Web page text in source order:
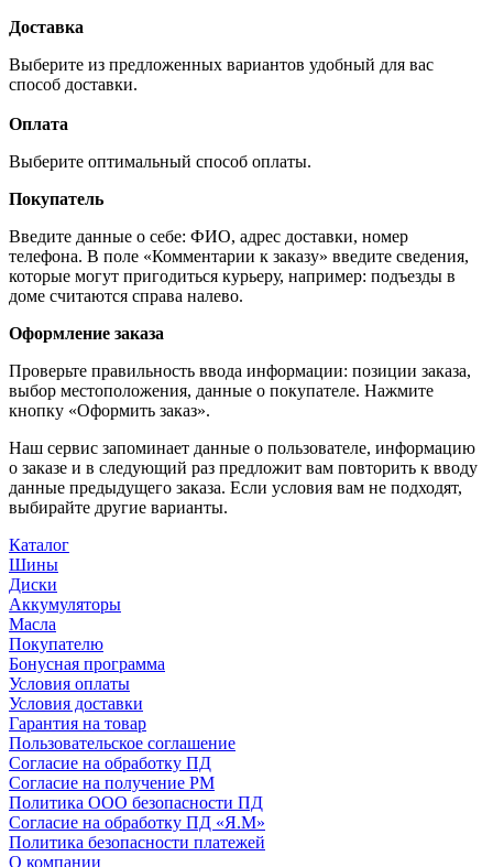
Доставка
Выберите из предложенных вариантов удобный для вас
способ доставки.
Оплата
Выберите оптимальный способ оплаты.
Покупатель
Введите данные о себе: ФИО, адрес доставки, номер
телефона. В поле «Комментарии к заказу» введите сведения,
которые могут пригодиться курьеру, например: подъезды в
доме считаются справа налево.
Оформление заказа
Проверьте правильность ввода информации: позиции заказа,
выбор местоположения, данные о покупателе. Нажмите
кнопку «Оформить заказ».
Наш сервис запоминает данные о пользователе, информацию
о заказе и в следующий раз предложит вам повторить к вводу
данные предыдущего заказа. Если условия вам не подходят,
выбирайте другие варианты.
Каталог
Шины
Диски
Аккумуляторы
Масла
Покупателю
Бонусная программа
Условия оплаты
Условия доставки
Гарантия на товар
Пользовательское соглашение
Согласие на обработку ПД
Согласие на получение РМ
Политика ООО безопасности ПД
Согласие на обработку ПД «Я.М»
Политика безопасности платежей
О компании